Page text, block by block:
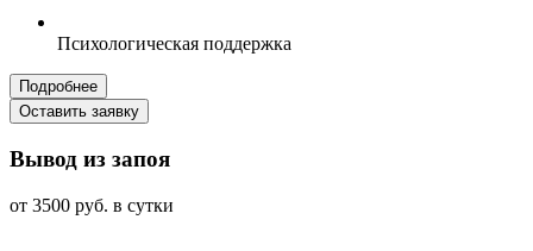
Психологическая поддержка
Подробнее
Оставить заявку
Вывод из запоя
от 3500 руб. в сутки